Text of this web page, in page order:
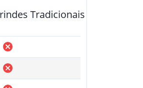
Tradicionais